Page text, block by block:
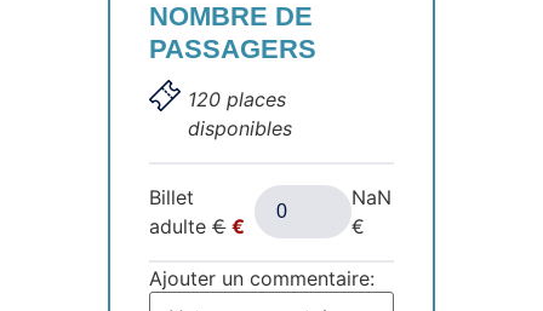
NOMBRE DE
PASSAGERS
120 places
disponibles
Billet
adulte€ €
NaN
€
Ajouter un commentaire: